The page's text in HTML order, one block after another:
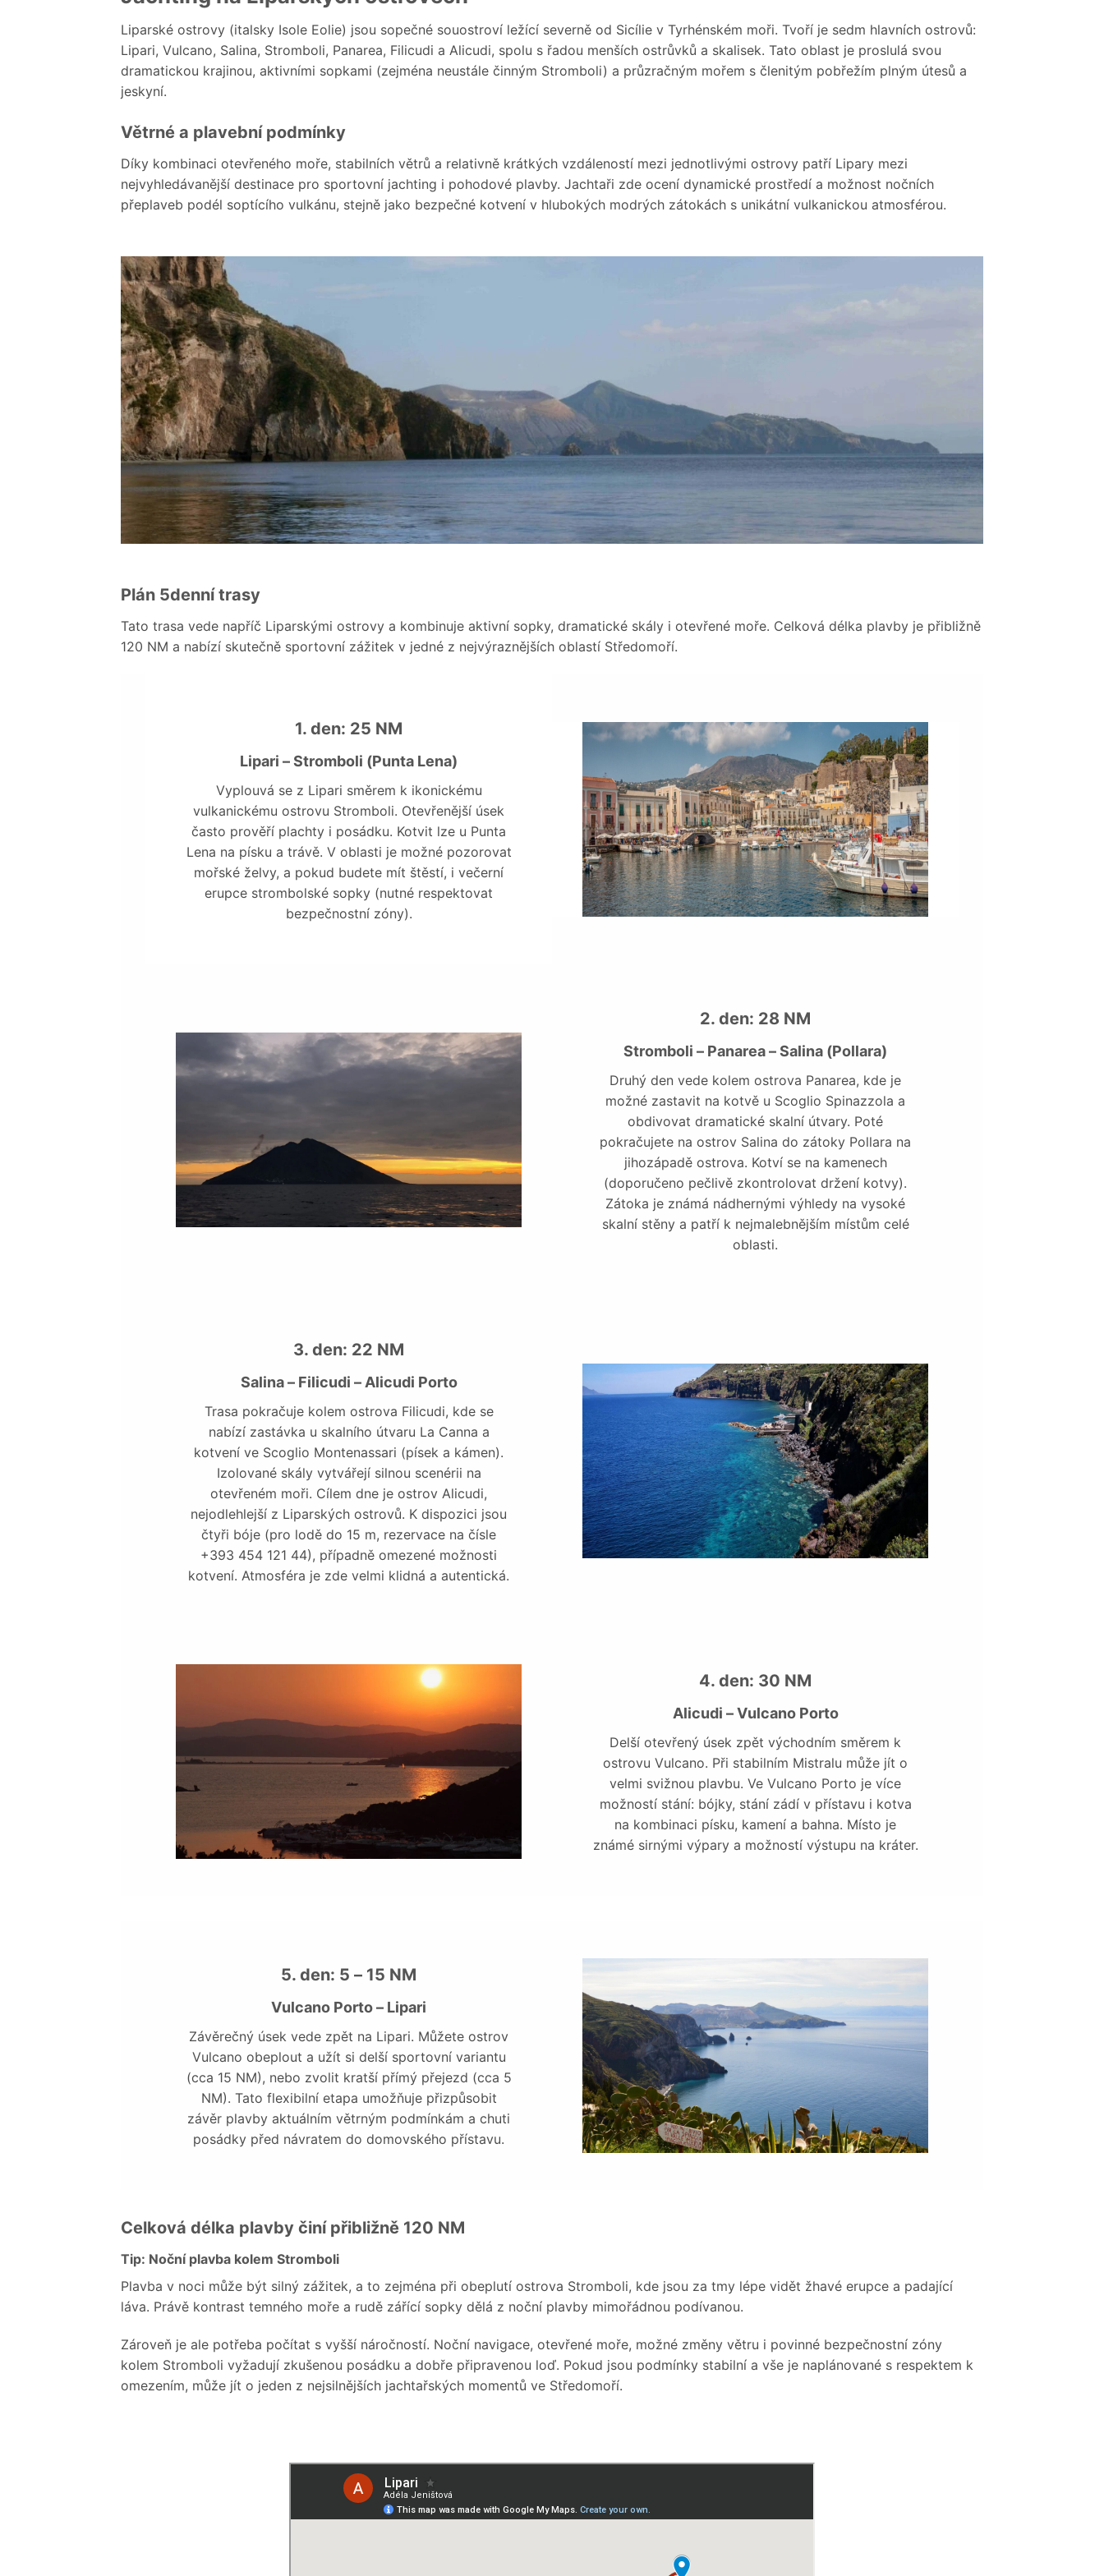
Liparské ostrovy (italsky Isole Eolie) jsou sopečné souostroví ležící severně od Sicílie v Tyrhénském moři. Tvoří je sedm hlavních ostrovů:
Lipari, Vulcano, Salina, Stromboli, Panarea, Filicudi a Alicudi, spolu s řadou menších ostrůvků a skalisek. Tato oblast je proslulá svou
dramatickou krajinou, aktivními sopkami (zejména neustále činným Stromboli) a průzračným mořem s členitým pobřežím plným útesů a
jeskyní.
Větrné a plavební podmínky
Díky kombinaci otevřeného moře, stabilních větrů a relativně krátkých vzdáleností mezi jednotlivými ostrovy patří Lipary mezi
nejvyhledávanější destinace pro sportovní jachting i pohodové plavby. Jachtaři zde ocení dynamické prostředí a možnost nočních
přeplaveb podél soptícího vulkánu, stejně jako bezpečné kotvení v hlubokých modrých zátokách s unikátní vulkanickou atmosférou.
Plán 5denní trasy
Tato trasa vede napříč Liparskými ostrovy a kombinuje aktivní sopky, dramatické skály i otevřené moře. Celková délka plavby je přibližně
120 NM a nabízí skutečně sportovní zážitek v jedné z nejvýraznějších oblastí Středomoří.
1. den: 25 NM
Lipari – Stromboli (Punta Lena)
Vyplouvá se z Lipari směrem k ikonickému
vulkanickému ostrovu Stromboli. Otevřenější úsek
často prověří plachty i posádku. Kotvit lze u Punta
Lena na písku a trávě. V oblasti je možné pozorovat
mořské želvy, a pokud budete mít štěstí, i večerní
erupce strombolské sopky (nutné respektovat
bezpečnostní zóny).
2. den: 28 NM
Stromboli – Panarea – Salina (Pollara)
Druhý den vede kolem ostrova Panarea, kde je
možné zastavit na kotvě u Scoglio Spinazzola a
obdivovat dramatické skalní útvary. Poté
pokračujete na ostrov Salina do zátoky Pollara na
jihozápadě ostrova. Kotví se na kamenech
(doporučeno pečlivě zkontrolovat držení kotvy).
Zátoka je známá nádhernými výhledy na vysoké
skalní stěny a patří k nejmalebnějším místům celé
oblasti.
3. den: 22 NM
Salina – Filicudi – Alicudi Porto
Trasa pokračuje kolem ostrova Filicudi, kde se
nabízí zastávka u skalního útvaru La Canna a
kotvení ve Scoglio Montenassari (písek a kámen).
Izolované skály vytvářejí silnou scenérii na
otevřeném moři. Cílem dne je ostrov Alicudi,
nejodlehlejší z Liparských ostrovů. K dispozici jsou
čtyři bóje (pro lodě do 15 m, rezervace na čísle
+393 454 121 44), případně omezené možnosti
kotvení. Atmosféra je zde velmi klidná a autentická.
4. den: 30 NM
Alicudi – Vulcano Porto
Delší otevřený úsek zpět východním směrem k
ostrovu Vulcano. Při stabilním Mistralu může jít o
velmi svižnou plavbu. Ve Vulcano Porto je více
možností stání: bójky, stání zádí v přístavu i kotva
na kombinaci písku, kamení a bahna. Místo je
známé sirnými výpary a možností výstupu na kráter.
5. den: 5 – 15 NM
Vulcano Porto – Lipari
Závěrečný úsek vede zpět na Lipari. Můžete ostrov
Vulcano obeplout a užít si delší sportovní variantu
(cca 15 NM), nebo zvolit kratší přímý přejezd (cca 5
NM). Tato flexibilní etapa umožňuje přizpůsobit
závěr plavby aktuálním větrným podmínkám a chuti
posádky před návratem do domovského přístavu.
Celková délka plavby činí přibližně 120 NM
Tip: Noční plavba kolem Stromboli
Plavba v noci může být silný zážitek, a to zejména při obeplutí ostrova Stromboli, kde jsou za tmy lépe vidět žhavé erupce a padající
láva. Právě kontrast temného moře a rudě zářící sopky dělá z noční plavby mimořádnou podívanou.
Zároveň je ale potřeba počítat s vyšší náročností. Noční navigace, otevřené moře, možné změny větru i povinné bezpečnostní zóny
kolem Stromboli vyžadují zkušenou posádku a dobře připravenou loď. Pokud jsou podmínky stabilní a vše je naplánované s respektem k
omezením, může jít o jeden z nejsilnějších jachtařských momentů ve Středomoří.